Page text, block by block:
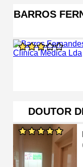
BARROS
DOUTOR